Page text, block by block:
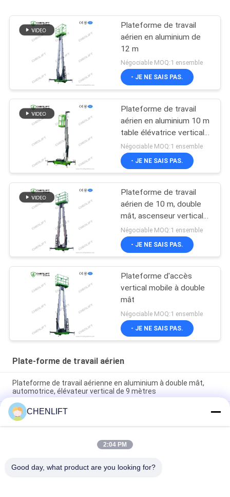
Plateforme de travail
aérien en aluminium de
12 m
Négociable MOQ:1 ensemble
- JE NE SAIS PAS.
Plateforme de travail
aérien en aluminium 10 m
table élévatrice verticale
à mât unique
Négociable MOQ:1 ensemble
- JE NE SAIS PAS.
Plateforme de travail
aérien de 10 m, double
mât, ascenseur vertical
avec plateforme
d'extension
Négociable MOQ:1 ensemble
- JE NE SAIS PAS.
Plateforme d'accès
vertical mobile à double
mât
Négociable MOQ:1 ensemble
- JE NE SAIS PAS.
Plate-forme de travail aérien
Plateforme de travail aérienne en aluminium à double mât,
automotrice, élévateur vertical de 9 mètres
Plateforme de travail aérienne de 10 mètres de hauteur, à
double mât, table élévatrice hydraulique verticale
Plateforme de travail aérien en aluminium avec hauteur de
levage de 14 m, hauteur de plateforme quadruple mât de 300
CHENLIFT
2:04 PM
Good day, what product are you looking for?